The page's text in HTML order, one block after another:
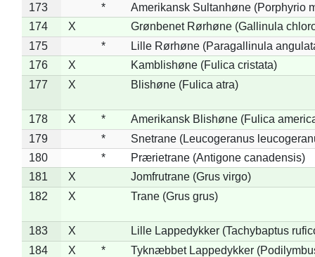
173 *
Amerikansk Sultanhøne (Porphyrio
174
X
Grønbenet Rørhøne (Gallinula
175
*
Lille Rørhøne (Paragallinula
176
X
Kamblishøne (Fulica cristata)
177
X Blishøne (Fulica atra)
178 X *
Amerikansk Blishøne (Fulica
179
*
Snetrane (Leucogeranus
180
*
Prærietrane (Antigone canadensis)
181
X
Jomfrutrane (Grus virgo)
182
X Trane (Grus grus)
183 X
Lille Lappedykker (Tachybaptus
184
X *
Tyknæbbet Lappedykker